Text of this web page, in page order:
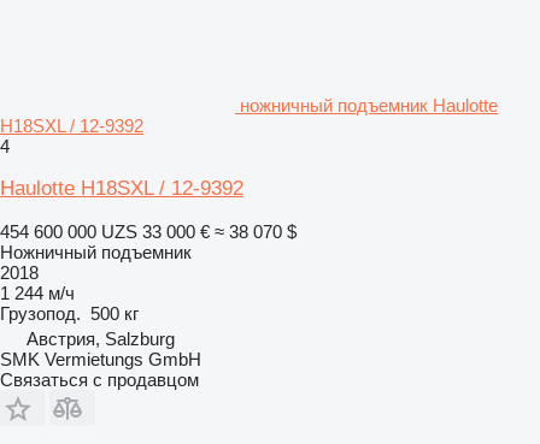
ножничный подъемник Haulotte
H18SXL / 12-9392
4
Haulotte H18SXL / 12-9392
454 600 000 UZS 33 000 € ≈ 38 070 $
Ножничный подъемник
2018
1 244 м/ч
Грузопод. 500 кг
Австрия, Salzburg
SMK Vermietungs GmbH
Связаться с продавцом